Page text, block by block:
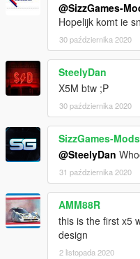
@SizzGames-
Hopelijk komt ie
30 października 2020
SteelyDan
X5M btw ;P
30 października 2020
SizzGames-Mods
@SteelyDan
31 października 2020
AMM88R
this is the first x5
design
2 listopada 2020